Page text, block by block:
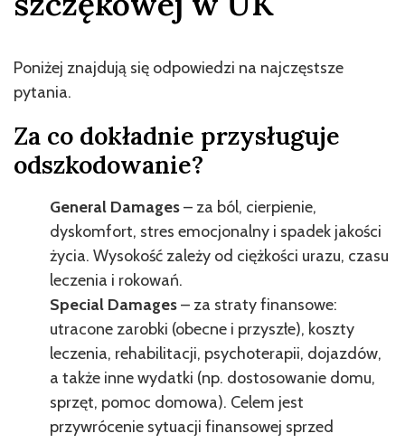
Poniżej znajdują się odpowiedzi na najczęstsze
pytania.
Za co dokładnie przysługuje
odszkodowanie?
General Damages– za ból, cierpienie,
dyskomfort, stres emocjonalny i spadek jakości
życia. Wysokość zależy od ciężkości urazu, czasu
leczenia i rokowań.
Special Damages– za straty finansowe:
utracone zarobki (obecne i przyszłe), koszty
leczenia, rehabilitacji, psychoterapii, dojazdów,
a także inne wydatki (np. dostosowanie domu,
sprzęt, pomoc domowa). Celem jest
przywrócenie sytuacji finansowej sprzed